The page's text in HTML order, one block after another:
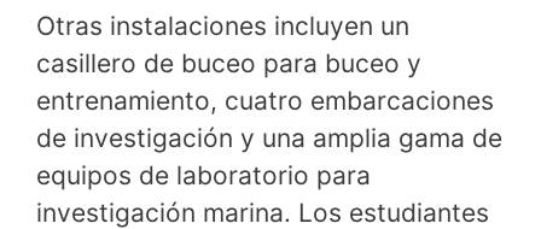
Otras instalaciones incluyen un
casillero de buceo para buceo y
entrenamiento, cuatro embarcaciones
de investigación y una amplia gama de
equipos de laboratorio para
investigación marina. Los estudiantes